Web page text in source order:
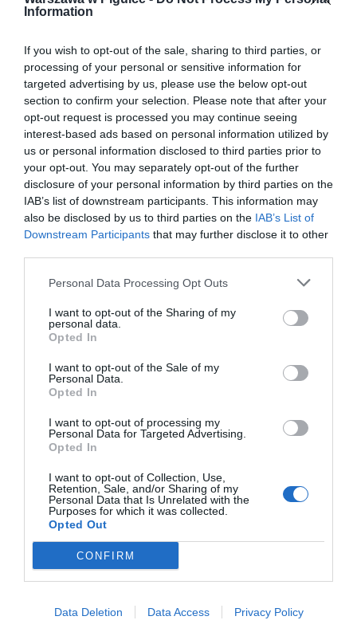
Information
If you wish to opt-out of the sale, sharing to third parties, or
processing of your personal or sensitive information for
targeted advertising by us, please use the below opt-out
section to confirm your selection. Please note that after your
opt-out request is processed you may continue seeing
interest-based ads based on personal information utilized by
us or personal information disclosed to third parties prior to
your opt-out. You may separately opt-out of the further
disclosure of your personal information by third parties on the
IAB’s list of downstream participants. This information may
also be disclosed by us to third parties on the IAB’s List of
Downstream Participants that may further disclose it to other
Personal Data Processing Opt Outs
I want to opt-out of the Sharing of my
personal data.
Opted In
I want to opt-out of the Sale of my
Personal Data.
Opted In
I want to opt-out of processing my
Personal Data for Targeted Advertising.
Opted In
I want to opt-out of Collection, Use,
Retention, Sale, and/or Sharing of my
Personal Data that Is Unrelated with the
Purposes for which it was collected.
Opted Out
CONFIRM
Data Deletion Data Access Privacy Policy